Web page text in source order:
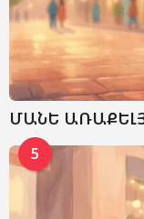
ՄԱՆԵ
5